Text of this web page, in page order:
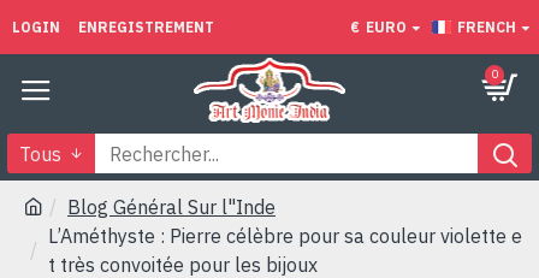
LOGIN ENREGISTREMENT € EURO FRENCH
0
Tous
Blog Général Sur l"Inde
L’Améthyste : Pierre célèbre pour sa couleur violette e
t très convoitée pour les bijoux